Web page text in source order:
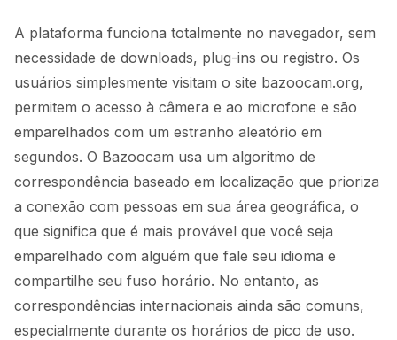
A plataforma funciona totalmente no navegador, sem
necessidade de downloads, plug-ins ou registro. Os
usuários simplesmente visitam o site bazoocam.org,
permitem o acesso à câmera e ao microfone e são
emparelhados com um estranho aleatório em
segundos. O Bazoocam usa um algoritmo de
correspondência baseado em localização que prioriza
a conexão com pessoas em sua área geográfica, o
que significa que é mais provável que você seja
emparelhado com alguém que fale seu idioma e
compartilhe seu fuso horário. No entanto, as
correspondências internacionais ainda são comuns,
especialmente durante os horários de pico de uso.